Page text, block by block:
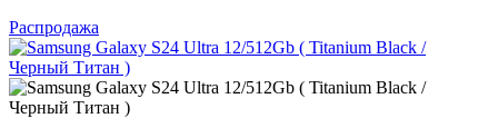
Распродажа